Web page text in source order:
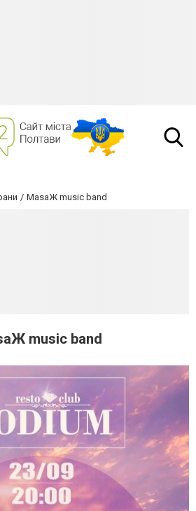
MasaЖ music band
music band